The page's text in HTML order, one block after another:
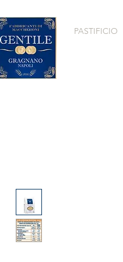
PASTIFICIO